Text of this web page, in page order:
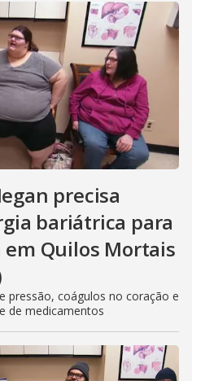
precisa
bariátrica para
Quilos Mortais
pressão, coágulos no coração e
de medicamentos